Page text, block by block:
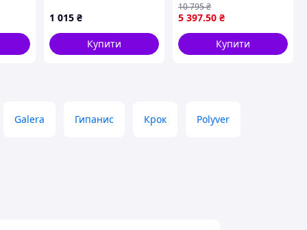
1 015 ₴
Купити
відпочинку з вставкою
ТМ ECOTERRA
5 397.50 ₴
10 795₴
Купити
Galera Гипанис Крок Polyver